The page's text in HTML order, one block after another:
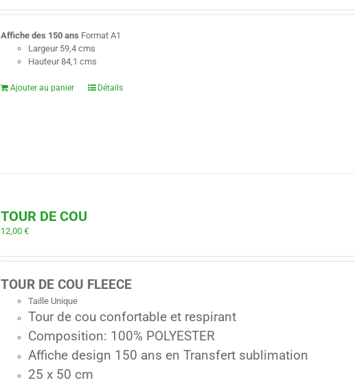
Affiche des 150 ans Format A1
Largeur 59,4 cms
Hauteur 84,1 cms
Ajouter au panier Détails
TOUR DE COU
12,00€
TOUR DE COU FLEECE
Taille Unique
Tour de cou confortable et respirant
Composition: 100% POLYESTER
Affiche design 150 ans en Transfert sublimation
25 x 50 cm